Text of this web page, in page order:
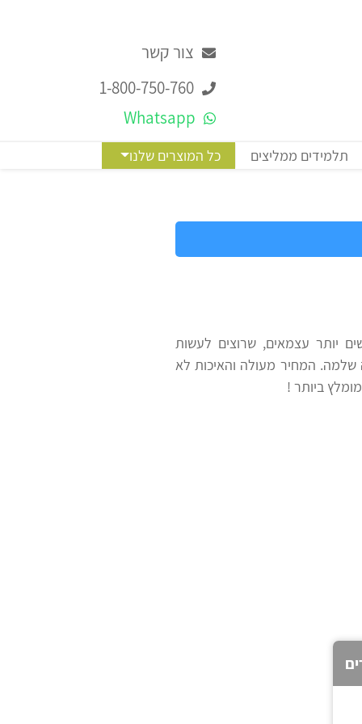
צור קשר
1-800-750-760
תלמידים ממליצים כל המוצרים שלנו
יותר עצמאים, שרוצים לעשות
שלמה. המחיר מעולה והאיכות לא
ביותר !